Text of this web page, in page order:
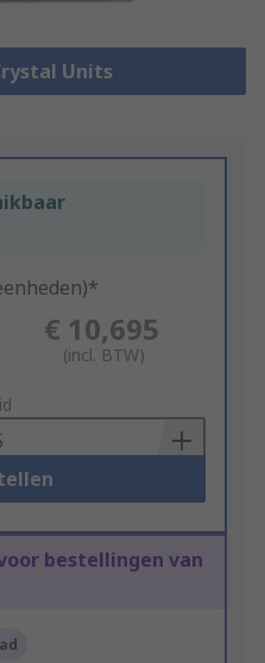
Units
€ 10,695
(incl. BTW)
bestellingen van